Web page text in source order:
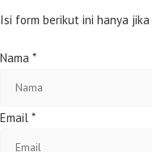
Isi form berikut ini hanya
Nama *
Email *